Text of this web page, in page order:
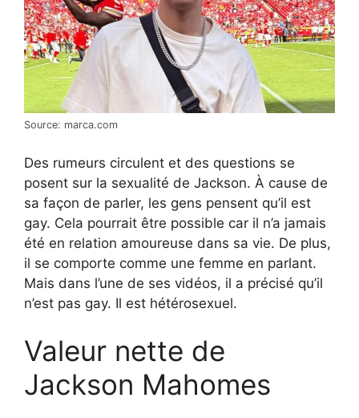
Source: marca.com
Des rumeurs circulent et des questions se
posent sur la sexualité de Jackson. À cause de
sa façon de parler, les gens pensent qu’il est
gay. Cela pourrait être possible car il n’a jamais
été en relation amoureuse dans sa vie. De plus,
il se comporte comme une femme en parlant.
Mais dans l’une de ses vidéos, il a précisé qu’il
n’est pas gay. Il est hétérosexuel.
Valeur nette de
Jackson Mahomes